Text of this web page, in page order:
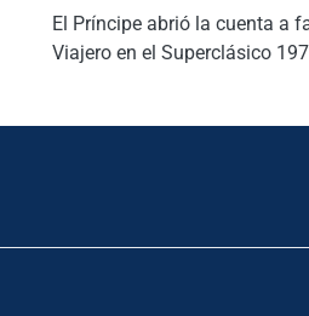
El Príncipe abrió la cuenta a
Viajero en el Superclásico